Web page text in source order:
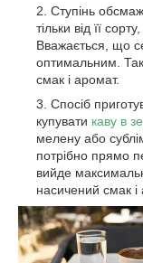
Ступінь
тільки від її
Вважається, що
оптимальним.
смак і аромат.
Спосіб
купувати каву в
мелену або
потрібно прямо
вийде
насичений смак і